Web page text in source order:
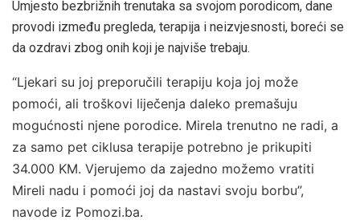
Umjesto bezbrižnih trenutaka sa svojom porodicom, dane
provodi između pregleda, terapija i neizvjesnosti, boreći se
da ozdravi zbog onih koji je najviše trebaju.
“Ljekari su joj preporučili terapiju koja joj može
pomoći, ali troškovi liječenja daleko premašuju
mogućnosti njene porodice. Mirela trenutno ne radi, a
za samo pet ciklusa terapije potrebno je prikupiti
34.000 KM. Vjerujemo da zajedno možemo vratiti
Mireli nadu i pomoći joj da nastavi svoju borbu”,
navode iz Pomozi.ba.